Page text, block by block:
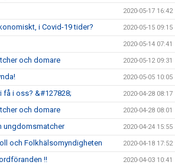
2020-05-17 16:42
i Covid-19 tider? 2020-05-15 09:15
2020-05-14 07:41
och domare 2020-05-12 09:31
2020-05-05 10:05
få i oss? &#127828; 2020-04-28 08:17
och domare 2020-04-28 08:01
ungdomsmatcher 2020-04-24 15:55
och Folkhälsomyndigheten 2020-04-18 17:52
!! 2020-04-03 10:41